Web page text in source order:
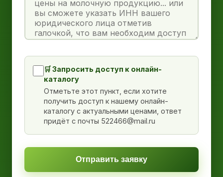
🛒 Запросить доступ к онлайн-
каталогу
Отметьте этот пункт, если хотите
получить доступ к нашему онлайн-
каталогу с актуальными ценами, ответ
придёт с почты 522466@mail.ru
Отправить заявку